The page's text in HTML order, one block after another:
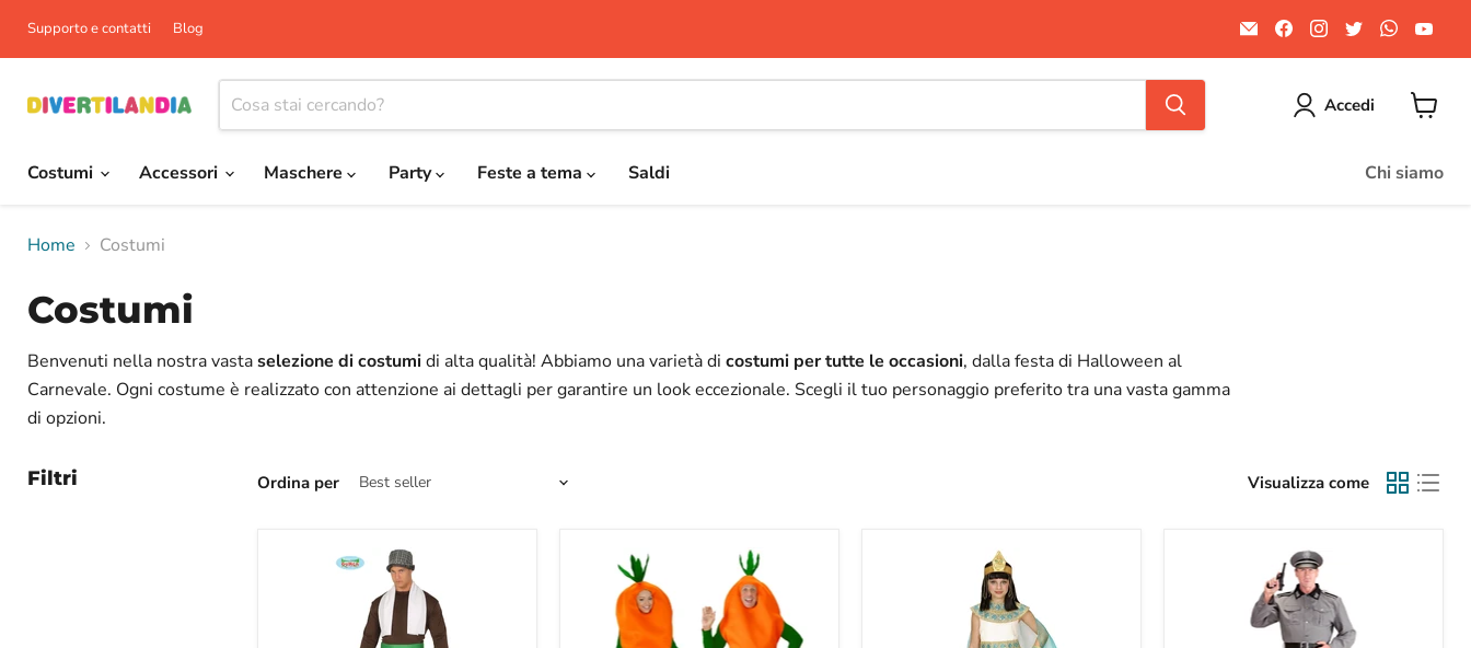
Supporto e contatti Blog
Email
Divertilandia.it
Trovaci
su
Facebook
Trovaci
su
Instagram
Trovaci
su
Twitter
Trovaci
su
Accedi
carrello
Costumi Accessori Maschere Party Feste a tema Saldi Chi siamo
Home Costumi
Costumi
Benvenuti nella nostra vastaselezione di costumidi alta qualità! Abbiamo una varietà di costumi per tutte le occasioni, dalla festa di Halloween al
Carnevale. Ogni costume è realizzato con attenzione ai dettagli per garantire un look eccezionale. Scegli il tuo personaggio preferito tra una vasta gamma
di opzioni.
Filtri Ordina per Visualizza come